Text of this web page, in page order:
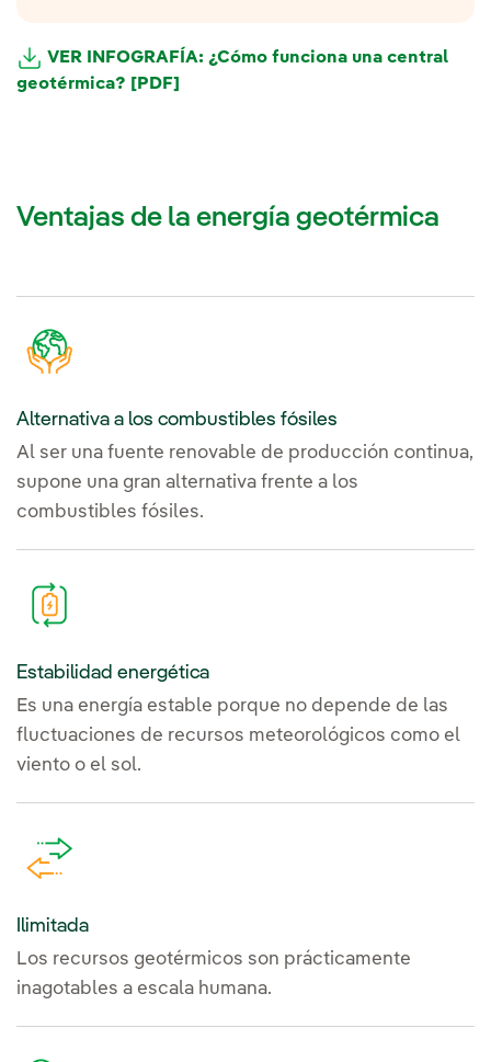
VER INFOGRAFÍA: ¿Cómo funciona una central
geotérmica? [PDF]
Ventajas de la energía geotérmica
Alternativa a los combustibles fósiles
Al ser una fuente renovable de producción continua,
supone una gran alternativa frente a los
combustibles fósiles.
Estabilidad energética
Es una energía estable porque no depende de las
fluctuaciones de recursos meteorológicos como el
viento o el sol.
Ilimitada
Los recursos geotérmicos son prácticamente
inagotables a escala humana.